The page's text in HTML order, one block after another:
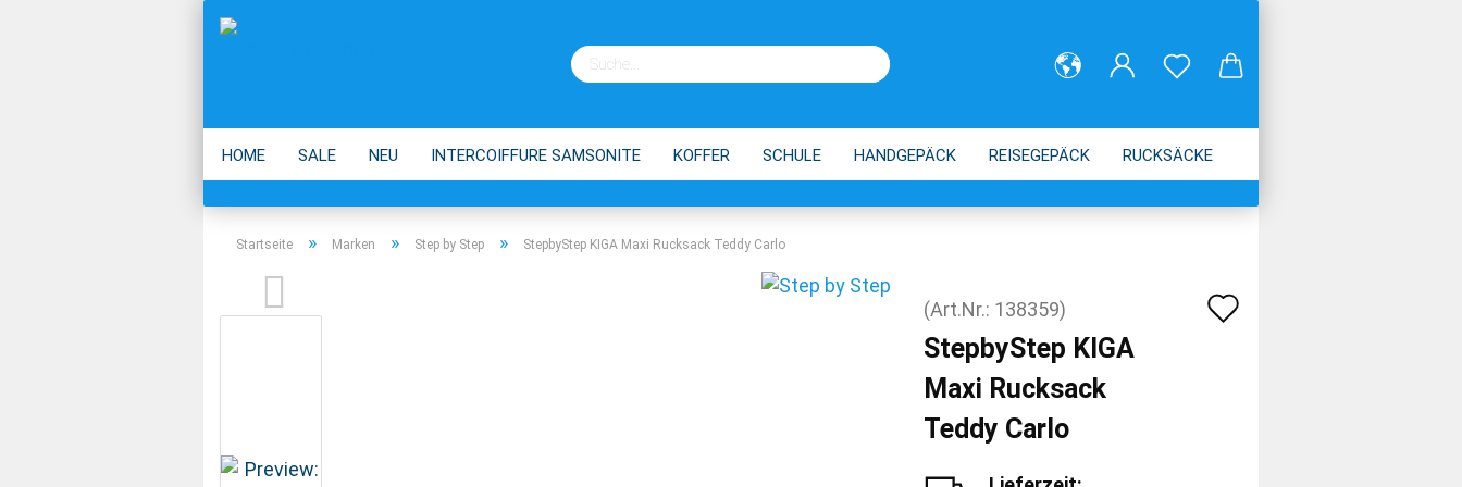
HOME SALE NEU INTERCOIFFURE SAMSONITE KOFFER SCHULE HANDGEPÄCK REISEGEPÄCK RUCKSÄCKE
ECO ACCESSOIRES MARKEN EINKAUFSTROLLEY TIPPS
Startseite » Marken » Step by Step » StepbyStep KIGA Maxi Rucksack Teddy Carlo
(Art.Nr.: 138359)
StepbyStep KIGA
Maxi Rucksack
Teddy Carlo